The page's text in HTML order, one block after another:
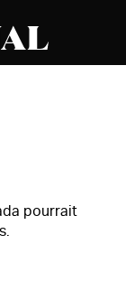
pourrait